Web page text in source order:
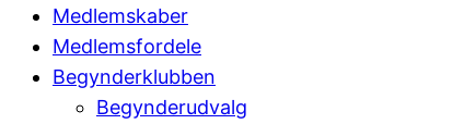
Medlemskaber
Medlemsfordele
Begynderklubben
Begynderudvalg